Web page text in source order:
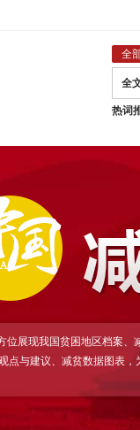
全
全
热词
位展现我国贫困地区档案
点与建议、减贫数据图表